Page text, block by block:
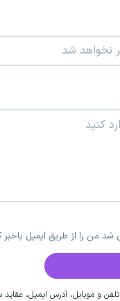
من را از طریق ایمیل باخبر
و موبایل، آدرس ایمیل،